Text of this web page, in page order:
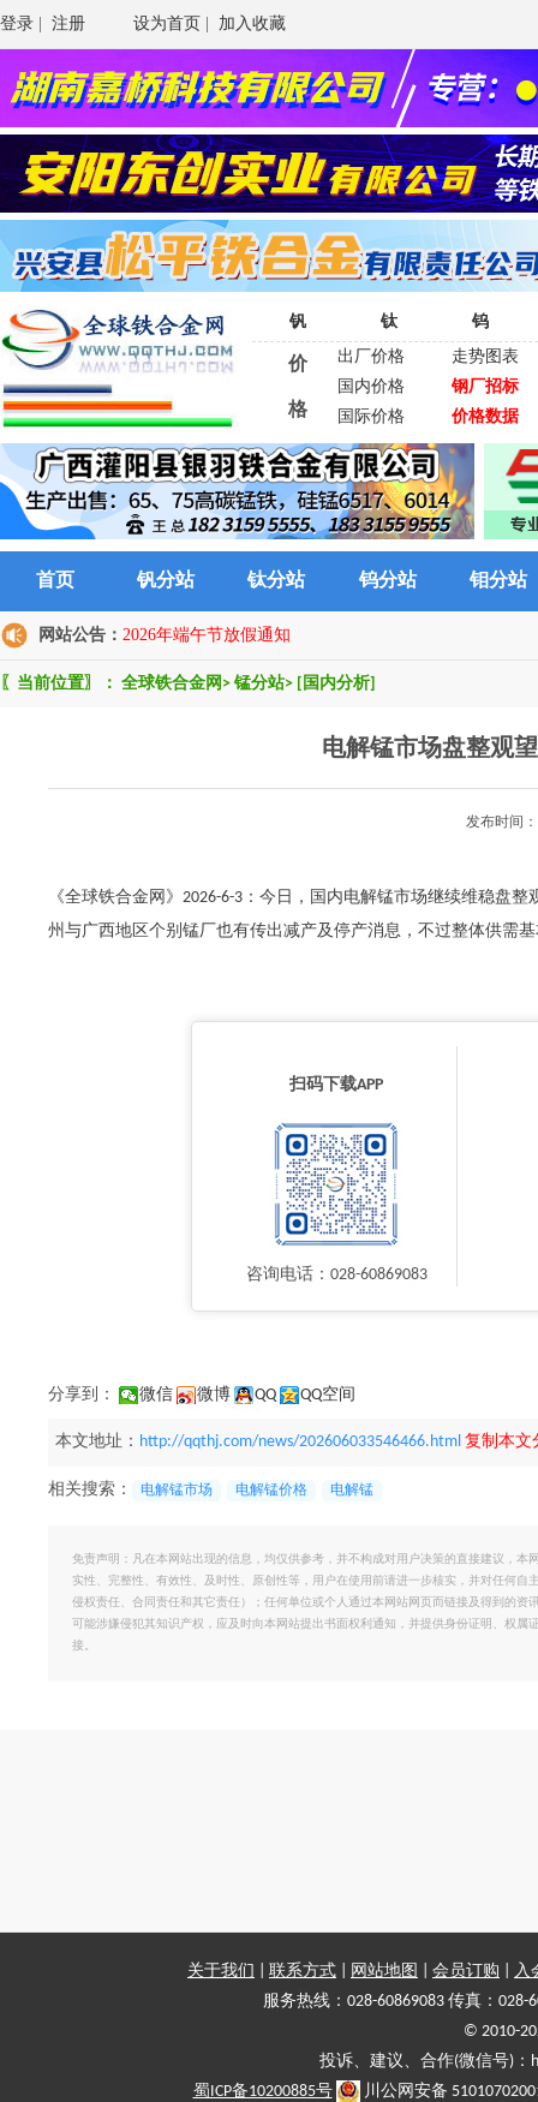
登录 注册 设为首页 加入收藏
钒 钛 钨
价
格
出厂价格
走势图表
国内价格
钢厂招标
国际价格
价格数据
首页 钒分站 钛分站 钨分站 钼分站
网站公告： 2026年端午节放假通知
〖当前位置〗： 全球铁合金网 > 锰分站> [国内分析]
电解锰市场盘整观
发布时间
《全球铁合金网》2026-6-3：今日，国内电解锰市场继续维稳盘
州与广西地区个别锰厂也有传出减产及停产消息，不过整体供需基
扫码下载APP
咨询电话：028-60869083
分享到： 微信 微博 QQ QQ空间
本文地址： http://qqthj.com/news/202606033546466.html 复制本文
相关搜索： 电解锰市场 电解锰价格 电解锰
免责声明：凡在本网站出现的信息，均仅供参考，并不构成对用户决策的直接建议，
实性、完整性、有效性、及时性、原创性等，用户在使用前请进一步核实，并对任何
侵权责任、合同责任和其它责任）；任何单位或个人通过本网站网页而链接及得到的
可能涉嫌侵犯其知识产权，应及时向本网站提出书面权利通知，并提供身份证明、权
接。
关于我们 联系方式 网站地图 会员订购
入
服务热线：028-60869083 传真：028-
© 2010-
投诉、建议、合作(微信号)
蜀ICP备10200885号
川公网安备